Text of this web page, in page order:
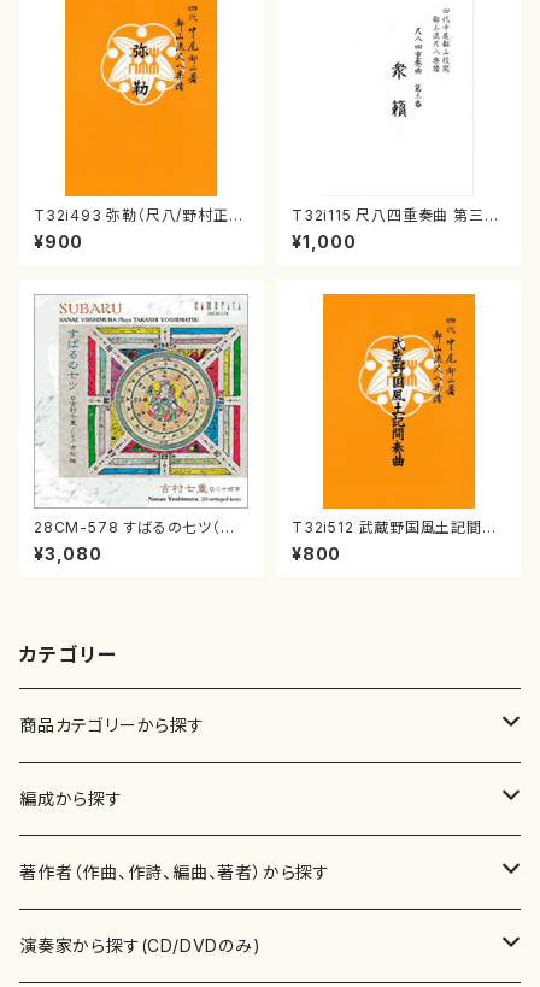
T32i493 弥勒（尺八/野村正
峰/楽譜）都山流公刊楽譜曲番:2
202
¥900
T32i115 尺八四重奏曲 第三番
衆籟（尺八/初代 山本邦山/尺
八/都山式譜）都山流公刊楽譜曲
¥1,000
28CM-578 すばるの七ツ（二
十絃箏/クラリネット/ヴァイオリ
ン/チェロ/吉松 隆：/CD）
¥3,080
T32i512 武蔵野国風土記間奏
曲（尺八/初代 山川園松/楽譜）
都山流公刊楽譜曲番:2221
¥800
カテゴリー
商品カテゴリーから探す
楽譜
書籍
書籍
CD・DVD
編成から探す
邦楽器
箏・琴（ソロ）
合唱
著作者（作曲、作詩、編曲、著者）から探す
あ行
演奏家から探す(CD/DVDのみ)